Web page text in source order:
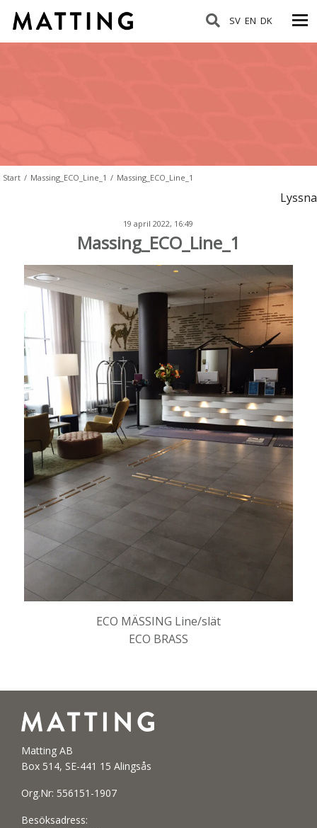
SV EN DK
Start / Massing_ECO_Line_1 / Massing_ECO_Line_1
Lyssna
19 april 2022, 16:49
Massing_ECO_Line_1
ECO MÄSSING Line/slät
ECO BRASS
Matting AB
Box 514, SE-441 15 Alingsås
Org.Nr: 556151-1907
Besöksadress: